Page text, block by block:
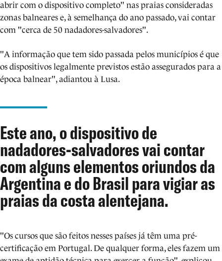
abrir com o dispositivo completo" nas praias consideradas
zonas balneares e, à semelhança do ano passado, vai contar
com "cerca de 50 nadadores-salvadores".
"A informação que tem sido passada pelos municípios é que
os dispositivos legalmente previstos estão assegurados para a
época balnear", adiantou à Lusa.
Este ano, o dispositivo de
nadadores-salvadores vai contar
com alguns elementos oriundos da
Argentina e do Brasil para vigiar as
praias da costa alentejana.
"Os cursos que são feitos nesses países já têm uma pré-
certificação em Portugal. De qualquer forma, eles fazem um